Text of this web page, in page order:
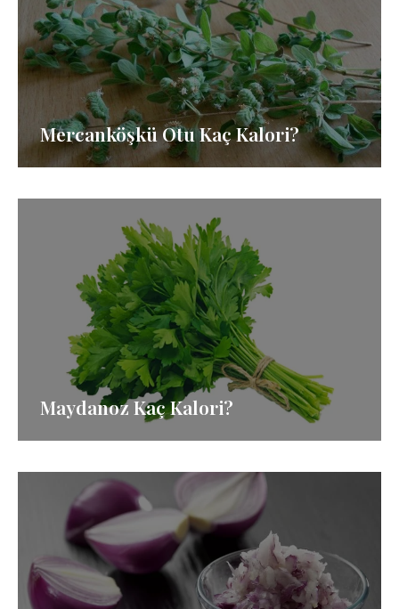
Mercanköşkü Otu Kaç Kalori?
Maydanoz Kaç Kalori?